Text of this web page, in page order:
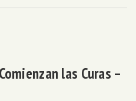
las Curas –